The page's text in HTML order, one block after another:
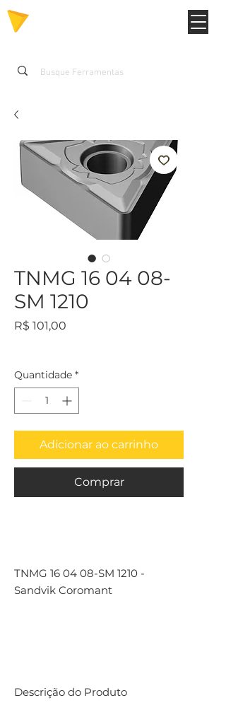
TNMG 16 04 08-
SM 1210
R$ 101,00
Quantidade *
Adicionar ao carrinho
Comprar
TNMG 16 04 08-SM 1210 -
Sandvik Coromant
Descrição do Produto